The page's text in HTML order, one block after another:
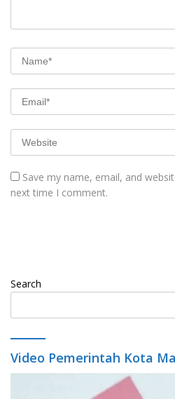
Save my name, email, and
next time I comment.
Search
Video Pemerintah Kota